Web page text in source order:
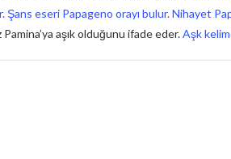
Şans eseri Papageno orayı bulur. Nihayet
aşık olduğunu ifade eder.Aşk